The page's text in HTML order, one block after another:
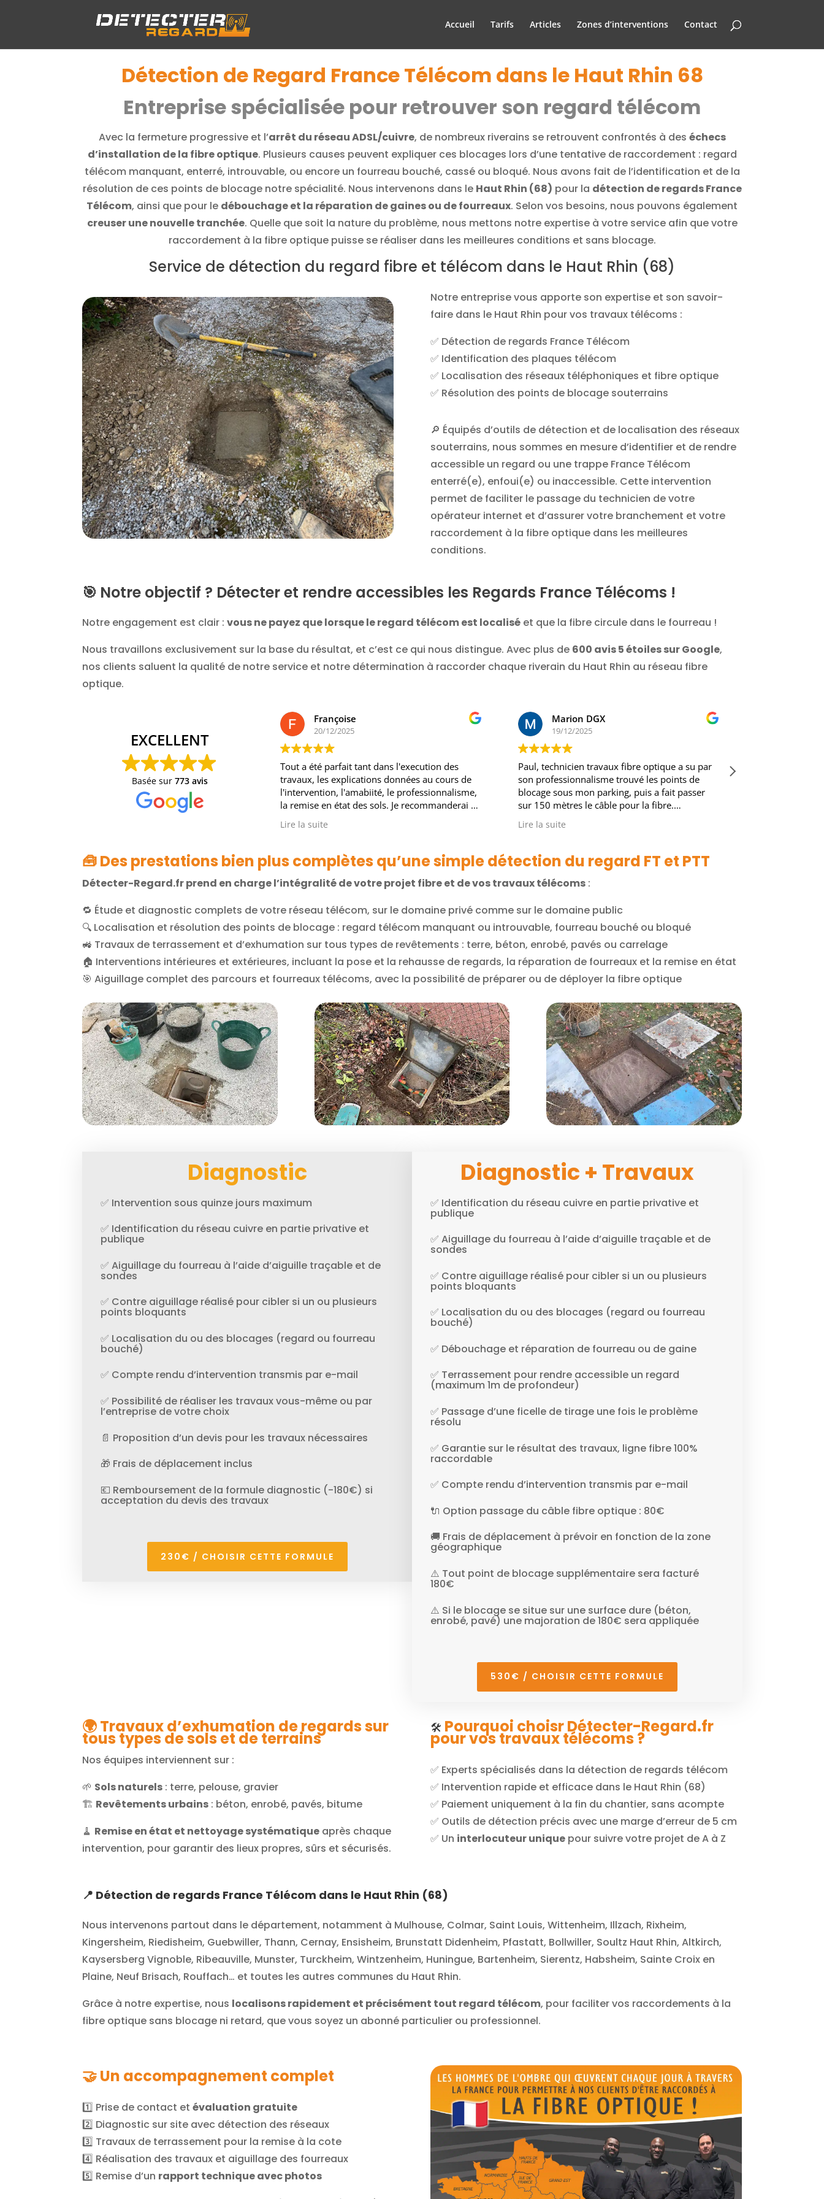
Accueil Tarifs Articles Zones d’interventions Contact
Détection de Regard France Télécom dans le Haut Rhin 68
Entreprise spécialisée pour retrouver son regard télécom
Avec la fermeture progressive et l’arrêt du réseau ADSL/cuivre, de nombreux riverains se retrouvent confrontés à des échecs
d’installation de la fibre optique. Plusieurs causes peuvent expliquer ces blocages lors d’une tentative de raccordement : regard
télécom manquant, enterré, introuvable, ou encore un fourreau bouché, cassé ou bloqué. Nous avons fait de l’identification et de la
résolution de ces points de blocage notre spécialité. Nous intervenons dans le Haut Rhin (68) pour la détection de regards France
Télécom, ainsi que pour le débouchage et la réparation de gaines ou de fourreaux. Selon vos besoins, nous pouvons également
creuser une nouvelle tranchée. Quelle que soit la nature du problème, nous mettons notre expertise à votre service afin que votre
raccordement à la fibre optique puisse se réaliser dans les meilleures conditions et sans blocage.
Service de détection du regard fibre et télécom dans le Haut Rhin (68)
Notre entreprise vous apporte son expertise et son savoir-
faire dans le Haut Rhin pour vos travaux télécoms :
✅ Détection de regards France Télécom
✅ Identification des plaques télécom
✅ Localisation des réseaux téléphoniques et fibre optique
✅ Résolution des points de blocage souterrains
🔎 Équipés d’outils de détection et de localisation des réseaux
souterrains, nous sommes en mesure d’identifier et de rendre
accessible un regard ou une trappe France Télécom
enterré(e), enfoui(e) ou inaccessible. Cette intervention
permet de faciliter le passage du technicien de votre
opérateur internet et d’assurer votre branchement et votre
raccordement à la fibre optique dans les meilleures
conditions.
🎯 Notre objectif ? Détecter et rendre accessibles les Regards France Télécoms !
Notre engagement est clair :vous ne payez que lorsque le regard télécom est localisé et que la fibre circule dans le fourreau !
Nous travaillons exclusivement sur la base du résultat, et c’est ce qui nous distingue. Avec plus de 600 avis 5 étoiles sur Google,
nos clients saluent la qualité de notre service et notre détermination à raccorder chaque riverain du Haut Rhin au réseau fibre
optique.
EXCELLENT
Basée sur 773 avis
Françoise
20/12/2025
Tout a été parfait tant dans l'execution des
travaux, les explications données au cours de
l'intervention, l'amabiité, le professionnalisme,
la remise en état des sols. Je recommanderai si
on me demande le nom d'une entreprise.
Bravo
Lire la suite
Marion DGX
19/12/2025
Paul, technicien travaux fibre optique a su par
son professionnalisme trouvé les points de
blocage sous mon parking, puis a fait passer
sur 150 mètres le câble pour la fibre.
De ce fait Orange a pu installer la fibre optique
dans la maison.
C. DAGNEAUX (Quimper)
Lire la suite
🧰Des prestations bien plus complètes qu’une simple détection du regard FT et PTT
Détecter-Regard.fr prend en charge l’intégralité de votre projet fibre et de vos travaux télécoms :
🔁 Étude et diagnostic complets de votre réseau télécom, sur le domaine privé comme sur le domaine public
🔍 Localisation et résolution des points de blocage : regard télécom manquant ou introuvable, fourreau bouché ou bloqué
🚜 Travaux de terrassement et d’exhumation sur tous types de revêtements : terre, béton, enrobé, pavés ou carrelage
🏠 Interventions intérieures et extérieures, incluant la pose et la rehausse de regards, la réparation de fourreaux et la remise en état
🎯 Aiguillage complet des parcours et fourreaux télécoms, avec la possibilité de préparer ou de déployer la fibre optique
Diagnostic
✅ Intervention sous quinze jours maximum
✅ Identification du réseau cuivre en partie privative et
publique
✅ Aiguillage du fourreau à l’aide d’aiguille traçable et de
sondes
✅ Contre aiguillage réalisé pour cibler si un ou plusieurs
points bloquants
✅ Localisation du ou des blocages (regard ou fourreau
bouché)
✅ Compte rendu d’intervention transmis par e-mail
✅ Possibilité de réaliser les travaux vous-même ou par
l’entreprise de votre choix
📄 Proposition d’un devis pour les travaux nécessaires
🎁 Frais de déplacement inclus
💶 Remboursement de la formule diagnostic (-180€) si
acceptation du devis des travaux
230€ / CHOISIR CETTE FORMULE
Diagnostic + Travaux
✅ Identification du réseau cuivre en partie privative et
publique
✅ Aiguillage du fourreau à l’aide d’aiguille traçable et de
sondes
✅ Contre aiguillage réalisé pour cibler si un ou plusieurs
points bloquants
✅ Localisation du ou des blocages (regard ou fourreau
bouché)
✅ Débouchage et réparation de fourreau ou de gaine
✅ Terrassement pour rendre accessible un regard
(maximum 1m de profondeur)
✅ Passage d’une ficelle de tirage une fois le problème
résolu
✅ Garantie sur le résultat des travaux, ligne fibre 100%
raccordable
✅ Compte rendu d’intervention transmis par e-mail
🔌 Option passage du câble fibre optique : 80€
🚚 Frais de déplacement à prévoir en fonction de la zone
géographique
⚠️ Tout point de blocage supplémentaire sera facturé
180€
⚠️ Si le blocage se situe sur une surface dure (béton,
enrobé, pavé) une majoration de 180€ sera appliquée
530€ / CHOISIR CETTE FORMULE
🌍Travaux d’exhumation de regards sur
tous types de sols et de terrains
Nos équipes interviennent sur :
🌱 Sols naturels : terre, pelouse, gravier
🏗️ Revêtements urbains : béton, enrobé, pavés, bitume
🧹 Remise en état et nettoyage systématique après chaque
intervention, pour garantir des lieux propres, sûrs et sécurisés.
🛠️ Pourquoi choisr Détecter-Regard.fr
pour vos travaux télécoms ?
✅ Experts spécialisés dans la détection de regards télécom
✅ Intervention rapide et efficace dans le Haut Rhin (68)
✅ Paiement uniquement à la fin du chantier, sans acompte
✅ Outils de détection précis avec une marge d’erreur de 5 cm
✅ Un interlocuteur uniquepour suivre votre projet de A à Z
📍 Détection de regards France Télécom dans le Haut Rhin (68)
Nous intervenons partout dans le département, notamment à Mulhouse, Colmar, Saint Louis, Wittenheim, Illzach, Rixheim,
Kingersheim, Riedisheim, Guebwiller, Thann, Cernay, Ensisheim, Brunstatt Didenheim, Pfastatt, Bollwiller, Soultz Haut Rhin, Altkirch,
Kaysersberg Vignoble, Ribeauville, Munster, Turckheim, Wintzenheim, Huningue, Bartenheim, Sierentz, Habsheim, Sainte Croix en
Plaine, Neuf Brisach, Rouffach… et toutes les autres communes du Haut Rhin.
Grâce à notre expertise, nous localisons rapidement et précisément tout regard télécom, pour faciliter vos raccordements à la
fibre optique sans blocage ni retard, que vous soyez un abonné particulier ou professionnel.
🤝Un accompagnement complet
1️⃣ Prise de contact etévaluation gratuite
2️⃣ Diagnostic sur site avec détection des réseaux
3️⃣ Travaux de terrassement pour la remise à la cote
4️⃣ Réalisation des travaux et aiguillage des fourreaux
5️⃣ Remise d’un rapport technique avec photos